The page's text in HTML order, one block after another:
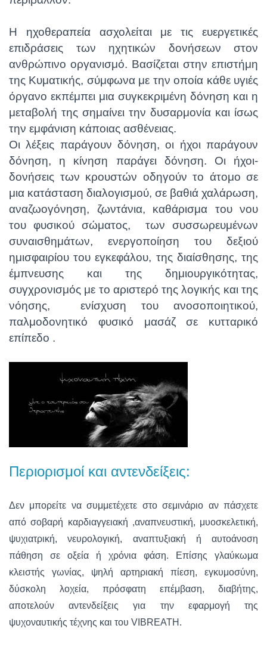
Η ηχοθεραπεία ασχολείται με τις ευεργετικές
επιδράσεις των ηχητικών δονήσεων στον
ανθρώπινο οργανισμό. Bασίζεται στην επιστήμη
της Κυματικής, σύμφωνα με την οποία κάθε υγιές
όργανο εκπέμπει μια συγκεκριμένη δόνηση και η
μεταβολή της σημαίνει την δυσαρμονία και ίσως
την εμφάνιση κάποιας ασθένειας.
Οι λέξεις παράγουν δόνηση, οι ήχοι παράγουν
δόνηση, η κίνηση παράγει δόνηση. Οι ήχοι-
δονήσεις των κρουστών οδηγούν το άτομο σε
μια κατάσταση διαλογισμού, σε βαθιά χαλάρωση,
αναζωογόνηση, ζωντάνια, καθάρισμα του νου
του φυσικού σώματος, των συσσωρευμένων
συναισθημάτων, ενεργοποίηση του δεξιού
ημισφαιρίου του εγκεφάλου, της διαίσθησης, της
έμπνευσης και της δημιουργικότητας,
συγχρονισμός με το αριστερό της λογικής και της
νόησης, ενίσχυση του ανοσοποιητικού,
παλμοδονητικό φυσικό μασάζ σε κυτταρικό
επίπεδο .
Περιορισμοί και αντενδείξεις:
Δεν μπορείτε να συμμετέχετε στο σεμινάριο αν πάσχετε
από σοβαρή καρδιαγγειακή ,αναπνευστική, μυοσκελετική,
ψυχιατρική, νευρολογική, αναπτυξιακή ή αυτοάνοση
πάθηση σε οξεία ή χρόνια φάση. Επίσης γλαύκωμα
κλειστής γωνίας, ψηλή αρτηριακή πίεση, εγκυμοσύνη,
δύσκολη λοχεία, πρόσφατη επέμβαση, διαβήτης,
αποτελούν αντενδείξεις για την εφαρμογή της
ψυχοναυτικής τέχνης και του VIBREATH.